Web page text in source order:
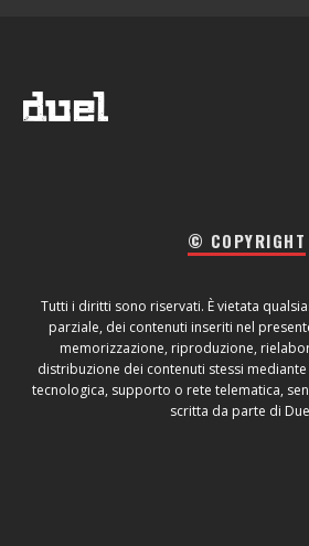
© COPYRIGHT
Tutti i diritti sono riservati. È vietata
parziale, dei contenuti inseriti nel
memorizzazione, riproduzione,
distribuzione dei contenuti stessi
tecnologica, supporto o rete telematica,
scritta da parte di